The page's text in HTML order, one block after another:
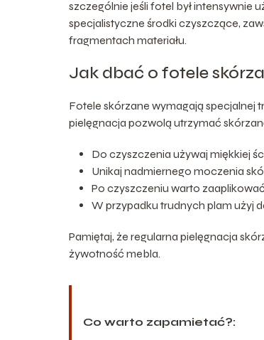
szczególnie jeśli fotel był intensywnie
specjalistyczne środki czyszczące,
fragmentach materiału.
Jak dbać o fotele
Fotele skórzane wymagają specjalnej
pielęgnacja pozwolą utrzymać
Do czyszczenia używaj miękkiej
Unikaj nadmiernego moczenia
Po czyszczeniu warto
W przypadku trudnych plam użyj
Pamiętaj, że regularna pielęgnacja
żywotność mebla.
Co warto zapamietać?: